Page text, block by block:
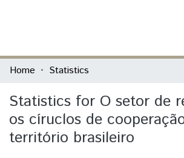
Communities & Collections
All of DSpace
Home Statistics
Statistics for O setor de
os círuclos de
território brasileiro